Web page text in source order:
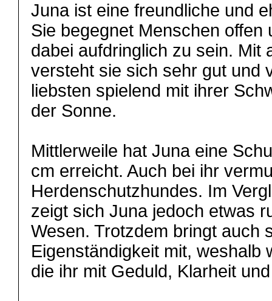
Juna ist eine freundliche und
Sie begegnet Menschen offen
dabei aufdringlich zu sein. Mit
versteht sie sich sehr gut und
liebsten spielend mit ihrer
der Sonne.
Mittlerweile hat Juna eine
cm erreicht. Auch bei ihr
Herdenschutzhundes. Im
zeigt sich Juna jedoch etwas
Wesen. Trotzdem bringt auch
Eigenständigkeit mit, weshalb
die ihr mit Geduld, Klarheit